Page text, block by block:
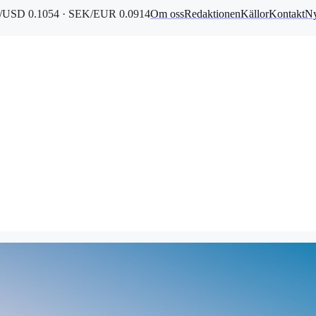
0.1054 · SEK/EUR 0.0914Om ossRedaktionenKällorKontakt